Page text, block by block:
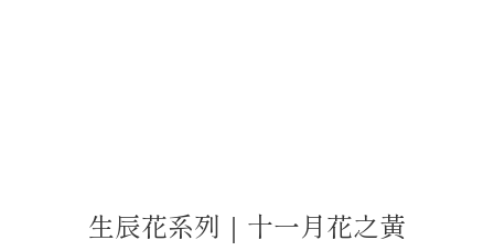
生辰花系列｜十一月花之黃